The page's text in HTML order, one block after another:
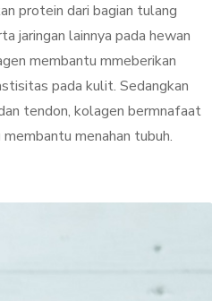
protein dari bagian tulang
jaringan lainnya pada hewan
membantu mmeberikan
pada kulit. Sedangkan
tendon, kolagen bermnafaat
menahan tubuh.